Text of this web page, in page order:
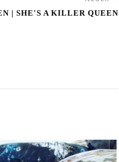
| SHE'S A KILLER QUEEN